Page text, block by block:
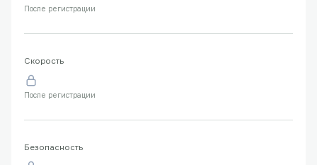
После регистрации
Скорость
После регистрации
Безопасность